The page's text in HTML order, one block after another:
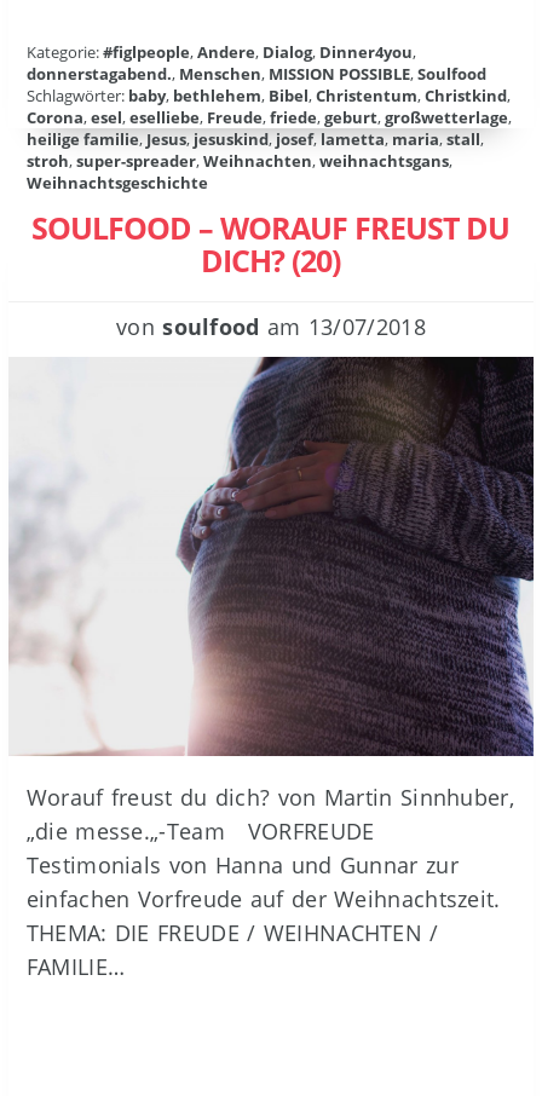
Kategorie:#figlpeople,Andere, Dialog, Dinner4you,
donnerstagabend., Menschen, MISSION POSSIBLE,Soulfood
Schlagwörter: baby, bethlehem, Bibel,Christentum,Christkind,
Corona,esel,eselliebe, Freude,friede,geburt,großwetterlage,
heilige familie,Jesus,jesuskind,josef,lametta,maria,stall,
stroh,super-spreader,Weihnachten,weihnachtsgans,
Weihnachtsgeschichte
SOULFOOD – WORAUF FREUST DU
DICH? (20)
vonsoulfood am 13/07/2018
Worauf freust du dich? von Martin Sinnhuber,
„die messe.„-Team VORFREUDE
Testimonials von Hanna und Gunnar zur
einfachen Vorfreude auf der Weihnachtszeit.
THEMA: DIE FREUDE / WEIHNACHTEN /
FAMILIE…